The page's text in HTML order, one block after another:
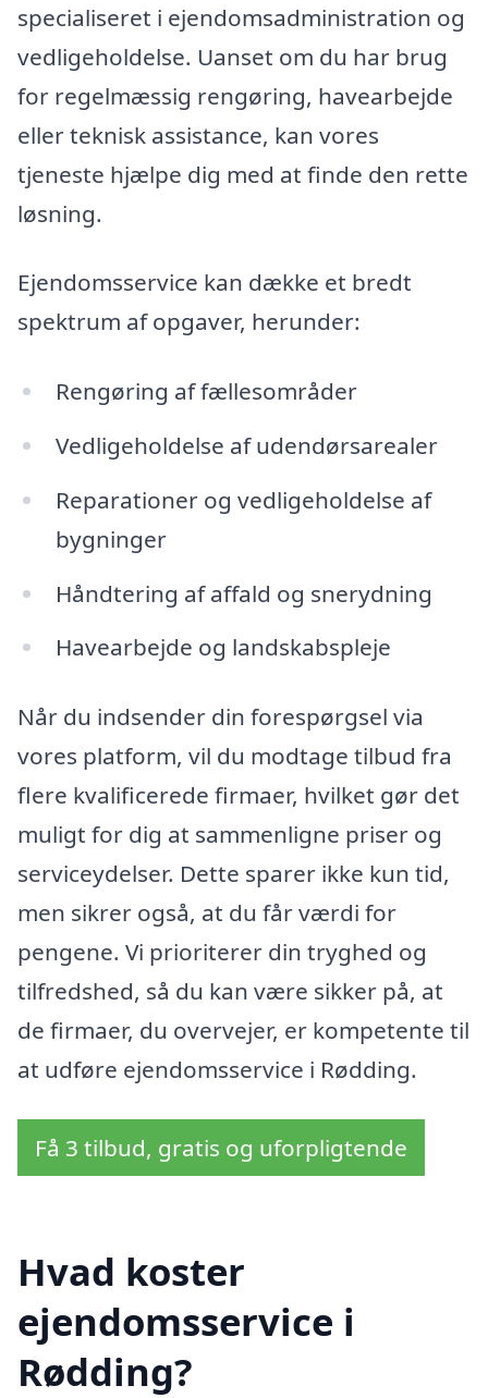
specialiseret i ejendomsadministration og
vedligeholdelse. Uanset om du har brug
for regelmæssig rengøring, havearbejde
eller teknisk assistance, kan vores
tjeneste hjælpe dig med at finde den rette
løsning.
Ejendomsservice kan dække et bredt
spektrum af opgaver, herunder:
Rengøring af fællesområder
Vedligeholdelse af udendørsarealer
Reparationer og vedligeholdelse af
bygninger
Håndtering af affald og snerydning
Havearbejde og landskabspleje
Når du indsender din forespørgsel via
vores platform, vil du modtage tilbud fra
flere kvalificerede firmaer, hvilket gør det
muligt for dig at sammenligne priser og
serviceydelser. Dette sparer ikke kun tid,
men sikrer også, at du får værdi for
pengene. Vi prioriterer din tryghed og
tilfredshed, så du kan være sikker på, at
de firmaer, du overvejer, er kompetente til
at udføre ejendomsservice i Rødding.
Få 3 tilbud, gratis og uforpligtende
Hvad koster
ejendomsservice i
Rødding?